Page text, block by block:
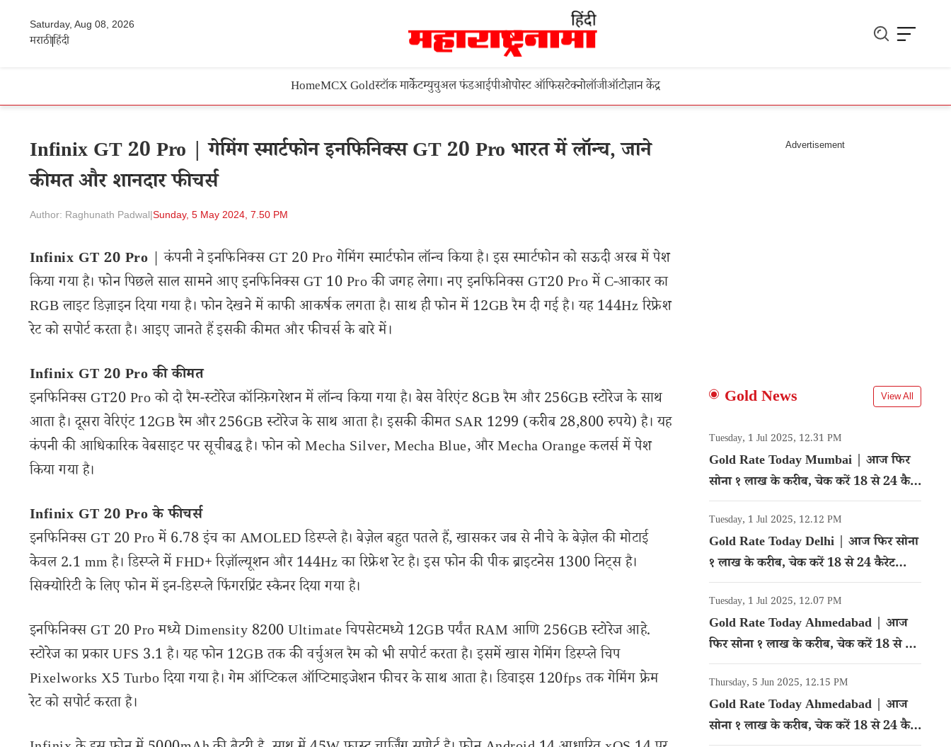
Saturday, Aug 08, 2026
मराठीहिंदी
HomeMCX Goldस्टॉक मार्केटम्युचुअल फंडआईपीओपोस्ट ऑफिसटेक्नोलॉजीऑटोज्ञान केंद्र
Infinix GT 20 Pro | गेमिंग स्मार्टफोन इनफिनिक्स GT 20 Pro भारत में लॉन्च, जाने
कीमत और शानदार फीचर्स
Author: Raghunath Padwal|Sunday, 5 May 2024, 7.50 PM
Infinix GT 20 Pro | कंपनी ने इनफिनिक्स GT 20 Pro गेमिंग स्मार्टफोन लॉन्च किया है। इस स्मार्टफोन को सऊदी अरब में पेश
किया गया है। फोन पिछले साल सामने आए इनफिनिक्स GT 10 Pro की जगह लेगा। नए इनफिनिक्स GT20 Pro में C-आकार का
RGB लाइट डिज़ाइन दिया गया है। फोन देखने में काफी आकर्षक लगता है। साथ ही फोन में 12GB रैम दी गई है। यह 144Hz रिफ्रेश
रेट को सपोर्ट करता है। आइए जानते हैं इसकी कीमत और फीचर्स के बारे में।
Infinix GT 20 Pro की कीमत
इनफिनिक्स GT20 Pro को दो रैम-स्टोरेज कॉन्फ़िगरेशन में लॉन्च किया गया है। बेस वेरिएंट 8GB रैम और 256GB स्टोरेज के साथ
आता है। दूसरा वेरिएंट 12GB रैम और 256GB स्टोरेज के साथ आता है। इसकी कीमत SAR 1299 (करीब 28,800 रुपये) है। यह
कंपनी की आधिकारिक वेबसाइट पर सूचीबद्ध है। फोन को Mecha Silver, Mecha Blue, और Mecha Orange कलर्स में पेश
किया गया है।
Infinix GT 20 Pro के फीचर्स
इनफिनिक्स GT 20 Pro में 6.78 इंच का AMOLED डिस्प्ले है। बेज़ेल बहुत पतले हैं, खासकर जब से नीचे के बेज़ेल की मोटाई
केवल 2.1 mm है। डिस्प्ले में FHD+ रिज़ॉल्यूशन और 144Hz का रिफ्रेश रेट है। इस फोन की पीक ब्राइटनेस 1300 निट्स है।
सिक्योरिटी के लिए फोन में इन-डिस्प्ले फिंगरप्रिंट स्कैनर दिया गया है।
इनफिनिक्स GT 20 Pro मध्ये Dimensity 8200 Ultimate चिपसेटमध्ये 12GB पर्यंत RAM आणि 256GB स्टोरेज आहे.
स्टोरेज का प्रकार UFS 3.1 है। यह फोन 12GB तक की वर्चुअल रैम को भी सपोर्ट करता है। इसमें खास गेमिंग डिस्प्ले चिप
Pixelworks X5 Turbo दिया गया है। गेम ऑप्टिकल ऑप्टिमाइजेशन फीचर के साथ आता है। डिवाइस 120fps तक गेमिंग फ्रेम
रेट को सपोर्ट करता है।
Gold News View All
Tuesday, 1 Jul 2025, 12.31 PM
Gold Rate Today Mumbai | आज फिर
सोना १ लाख के करीब, चेक करें 18 से 24 कैरेट
गोल्ड का रेट
Tuesday, 1 Jul 2025, 12.12 PM
Gold Rate Today Delhi | आज फिर सोना
१ लाख के करीब, चेक करें 18 से 24 कैरेट
गोल्ड का रेट
Tuesday, 1 Jul 2025, 12.07 PM
Gold Rate Today Ahmedabad | आज
फिर सोना १ लाख के करीब, चेक करें 18 से 24
कैरेट गोल्ड का रेट
Thursday, 5 Jun 2025, 12.15 PM
Gold Rate Today Ahmedabad | आज
सोना १ लाख के करीब, चेक करें 18 से 24 कैरेट